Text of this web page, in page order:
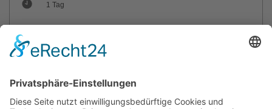
1 Tag